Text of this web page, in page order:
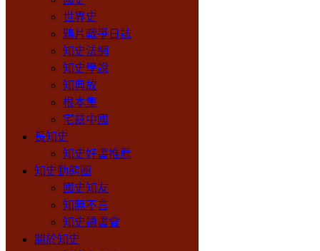
世界史
鴉片戰爭日誌
知史法網
知史學說
知典故
根本集
宅兹中國
長知史
知史好書推薦
知史動態圈
國史知友
知無不言
知史讀書會
關於知史